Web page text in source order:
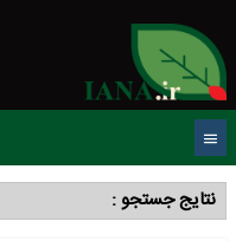
نتایج جستجو :